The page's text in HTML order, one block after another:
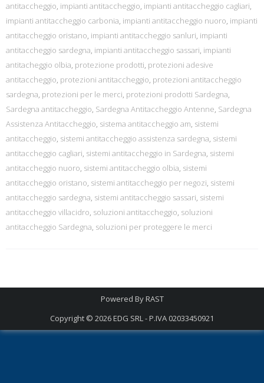
antitaccheggio, impianti antitaccheggio, impianti antitaccheggio cagliari,
impianti antitaccheggio carbonia, impianti antitaccheggio nuoro, impianti
antitaccheggio oristano, impianti antitaccheggio sanluri, impianti
antitaccheggio sardegna, impianti antitaccheggio sassari, impianti
antitacheggio olbia, protezione prodotti, protezioni adesive
antitaccheggio, protezioni antitaccheggio, protezioni antitaccheggio
sardegna, protezioni per le merci, protezioni prodotti Sardegna,
Sardegna antitaccheggio, Sardegna Antitaccheggio Antenne, Sardegna
Assistenza Antitaccheggio, sistema antitaccheggio am, sistemi
antitaccheggio, sistemi antitaccheggio assistenza sardegna, sistemi
antitaccheggio cagliari, sistemi antitaccheggio in Sardegna, sistemi
antitaccheggio nuoro, sistemi antitaccheggio olbia, sistemi
antitaccheggio oristano, sistemi antitaccheggio per negozi, sistemi
antitaccheggio sardegna, sistemi antitaccheggio sassari, sistemi
antitaccheggio villacidro, soluzioni antitaccheggio, soluzioni
antitaccheggio Sardegna, soluzioni per proteggere le merci
Powered ByRAST
Copyright © 2026EDG SRL - P.IVA 02033450921